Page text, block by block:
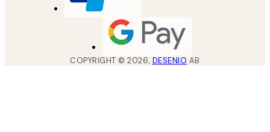
COPYRIGHT ©2026, DESENIO AB